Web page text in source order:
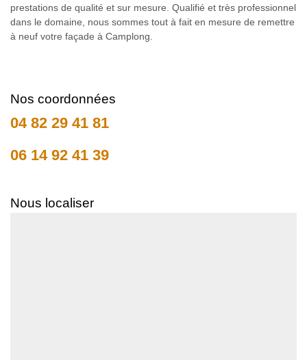
prestations de qualité et sur mesure. Qualifié et très professionnel
dans le domaine, nous sommes tout à fait en mesure de remettre
à neuf votre façade à Camplong.
Nos coordonnées
04 82 29 41 81
06 14 92 41 39
Nous localiser